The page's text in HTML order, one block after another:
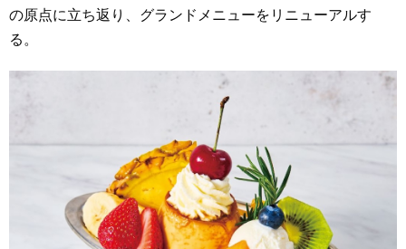
の原点に立ち返り、グランドメニューをリニューアルす
る。